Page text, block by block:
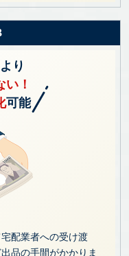
り
！
可能
配業者への受け渡
品の手間がかかりま